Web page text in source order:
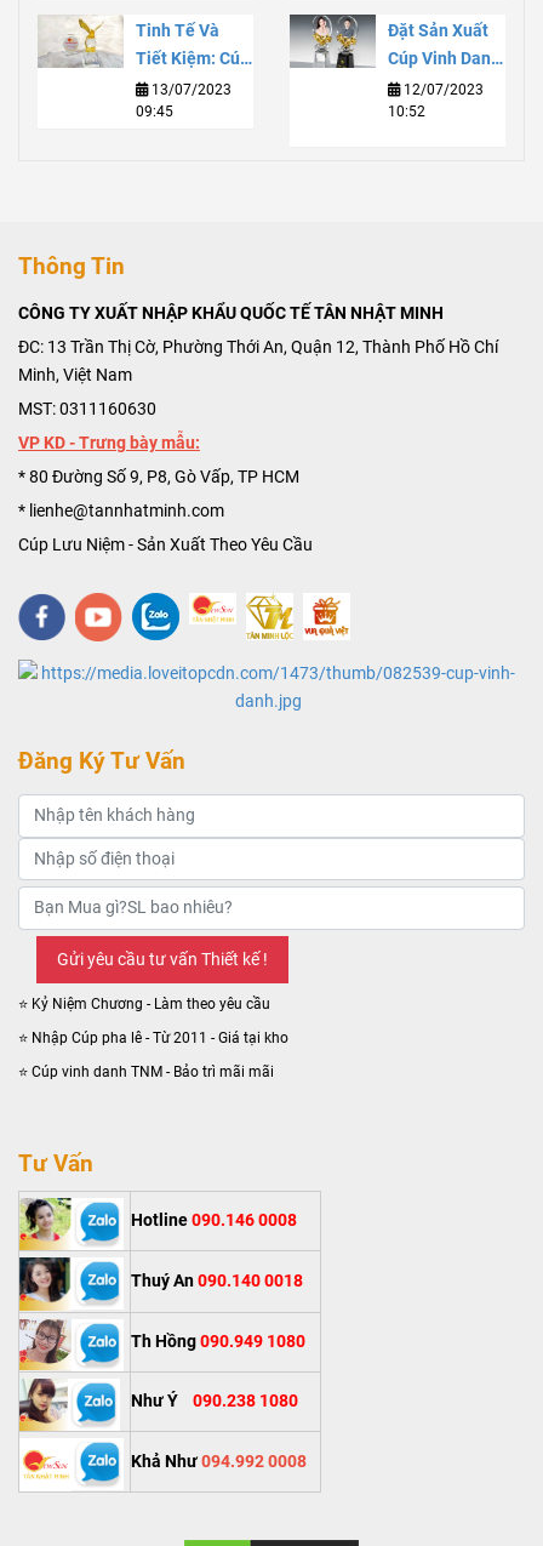
Lượng Cao
Vững
Tinh Tế Và
Tiết Kiệm: Cúp
Lưu Niệm Thuỷ
Tinh Giá Rẻ
13/07/2023
09:45
Đặt Sản Xuất
Cúp Vinh Danh:
Truyền Tải
Vinh Quang Và
12/07/2023
10:52
Thông Tin
CÔNG TY XUẤT NHẬP KHẨU QUỐC TẾ TÂN NHẬT MINH
ĐC: 13 Trần Thị Cờ, Phường Thới An, Quận 12, Thành Phố Hồ Chí
Minh, Việt Nam
MST: 0311160630
VP KD - Trưng bày mẫu:
* 80 Đường Số 9, P8, Gò Vấp, TP HCM
* lienhe@tannhatminh.com
Cúp Lưu Niệm - Sản Xuất Theo Yêu Cầu
Đăng Ký Tư Vấn
⭐ Kỷ Niệm Chương - Làm theo yêu cầu
⭐ Nhập Cúp pha lê - Từ 2011 - Giá tại kho
⭐ Cúp vinh danh TNM - Bảo trì mãi mãi
Tư Vấn
Hotline090.146 0008
Thuý An090.140 0018
Th Hồng090.949 1080
Như Ý 090.238 1080
Khả Như094.992 0008